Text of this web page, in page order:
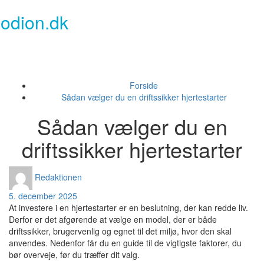
to
content
odion.dk
Forside
Sådan vælger du en driftssikker hjertestarter
Sådan vælger du en
driftssikker hjertestarter
Redaktionen
5. december 2025
At investere i en hjertestarter er en beslutning, der kan redde liv.
Derfor er det afgørende at vælge en model, der er både
driftssikker, brugervenlig og egnet til det miljø, hvor den skal
anvendes. Nedenfor får du en guide til de vigtigste faktorer, du
bør overveje, før du træffer dit valg.